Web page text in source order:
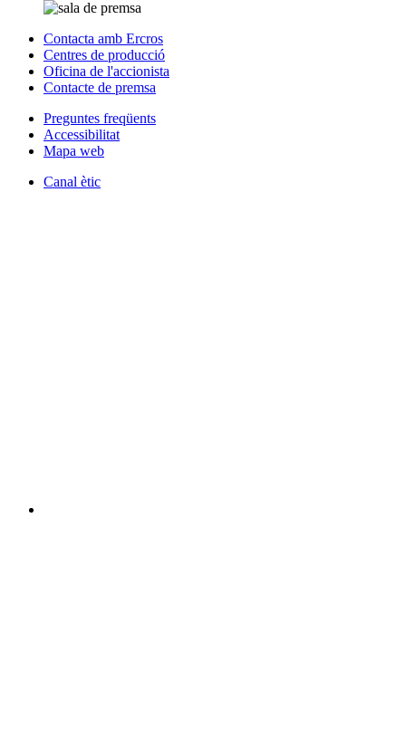
Contacta amb Ercros
Centres de producció
Oficina de l'accionista
Contacte de premsa
Preguntes freqüents
Accessibilitat
Mapa web
Canal ètic